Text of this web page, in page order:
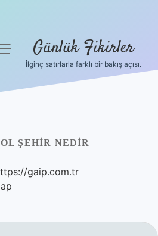
Günlük Fikirler
İlginç satırlarla farklı bir bakış açısı.
ŞEHIR NEDIR
gaip.com.tr